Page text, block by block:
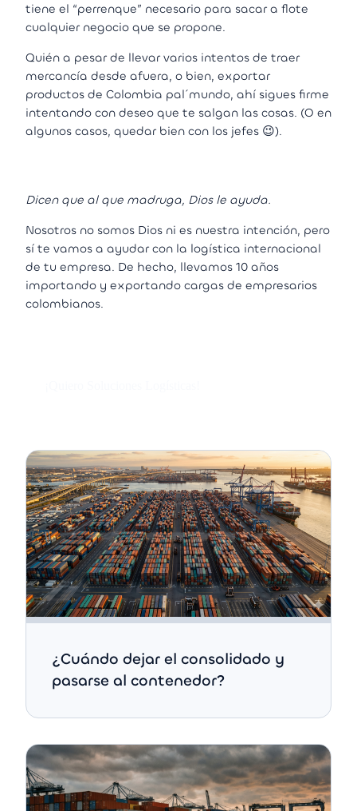
tiene el “perrenque” necesario para sacar a flote
cualquier negocio que se propone.
Quién a pesar de llevar varios intentos de traer
mercancía desde afuera, o bien, exportar
productos de Colombia pal´mundo, ahí sigues firme
intentando con deseo que te salgan las cosas. (O en
algunos casos, quedar bien con los jefes 😉).
Dicen que al que madruga, Dios le ayuda.
Nosotros no somos Dios ni es nuestra intención, pero
sí te vamos a ayudar con la logística internacional
de tu empresa. De hecho, llevamos 10 años
importando y exportando cargas de empresarios
colombianos.
¿Cuándo dejar el consolidado y
pasarse al contenedor?